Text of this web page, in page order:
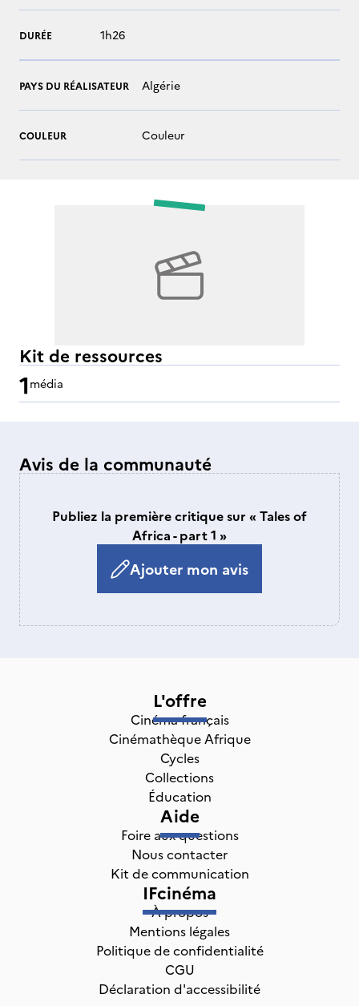
DURÉE 1h26
PAYS DU RÉALISATEUR Algérie
COULEUR Couleur
Kit de ressources
1média
Avis de la communauté
Publiez la première critique sur « Tales of
Africa - part 1 »
Ajouter mon avis
L'offre
Cinéma français
Cinémathèque Afrique
Cycles
Collections
Éducation
Aide
Foire aux questions
Nous contacter
Kit de communication
IFcinéma
À propos
Mentions légales
Politique de confidentialité
CGU
Déclaration d'accessibilité